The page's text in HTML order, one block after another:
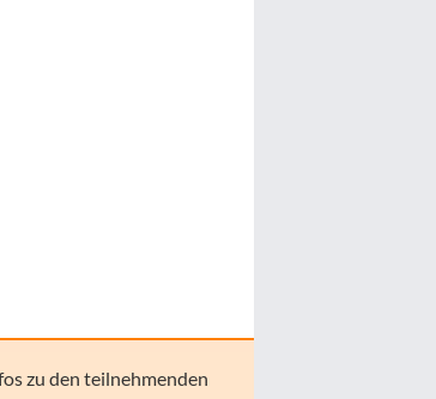
zu den teilnehmenden